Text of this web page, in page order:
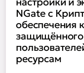
NGate с
обеспечения
защищённого
ресурсам